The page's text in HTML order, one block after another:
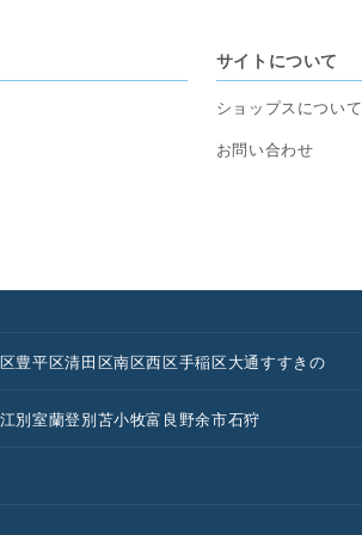
サイトについて
ショップスについて
お問い合わせ
豊平区清田区南区西区手稲区大通すすきの
江別室蘭登別苫小牧富良野余市石狩